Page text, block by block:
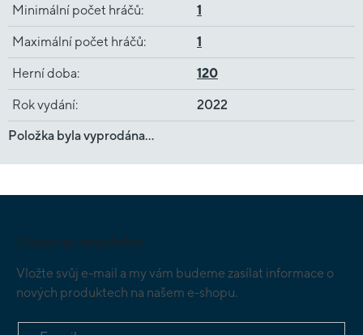
Minimální počet hráčů: 1
Maximální počet hráčů: 1
Herní doba: 120
Rok vydání:
2022
Položka byla vyprodána…
Odebírat newsletter
Vložte svůj e-mail a my vám budeme zasílat informace o
nových produktech na našem e-shopu.